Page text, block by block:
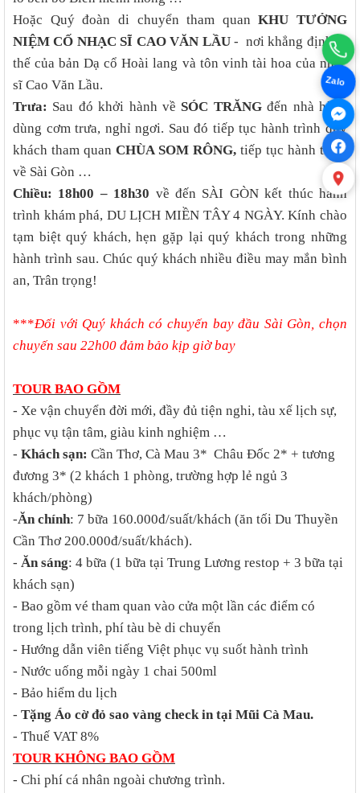
Hoặc Quý đoàn di chuyển tham quanKHU TƯỞNG
NIỆM CỐ NHẠC SĨ CAO VĂN LẦU- nơi khẳng định vị
thế của bản Dạ cổ Hoài lang và tôn vinh tài hoa của nhạc
sĩ Cao Văn Lầu.
Trưa: Sau đó khởi hành về SÓC TRĂNGđến nhà hàng
dùng cơm trưa, nghỉ ngơi. Sau đó tiếp tục hành trình quý
khách tham quan CHÙA SOM RÔNG, tiếp tục hành trình
về Sài Gòn …
Chiều: 18h00 – 18h30 về đến SÀI GÒN kết thúc hành
trình khám phá, DU LỊCH MIỀN TÂY 4 NGÀY. Kính chào
tạm biệt quý khách, hẹn gặp lại quý khách trong những
hành trình sau. Chúc quý khách nhiều điều may mắn bình
an, Trân trọng!
***Đối với Quý khách có chuyến bay đầu Sài Gòn, chọn
chuyến sau 22h00 đảm bảo kịp giờ bay
TOUR BAO GỒM
- Xe vận chuyển đời mới, đầy đủ tiện nghi, tàu xế lịch sự,
phục vụ tận tâm, giàu kinh nghiệm …
- Khách sạn: Cần Thơ, Cà Mau 3* Châu Đốc 2* + tương
đương 3* (2 khách 1 phòng, trường hợp lẻ ngủ 3
khách/phòng)
-Ăn chính: 7 bữa 160.000đ/suất/khách (ăn tối Du Thuyền
Cần Thơ 200.000đ/suất/khách).
- Ăn sáng: 4 bữa (1 bữa tại Trung Lương restop + 3 bữa tại
khách sạn)
- Bao gồm vé tham quan vào cửa một lần các điểm có
trong lịch trình, phí tàu bè di chuyển
- Hướng dẫn viên tiếng Việt phục vụ suốt hành trình
- Nước uống mỗi ngày 1 chai 500ml
- Bảo hiểm du lịch
- Tặng Áo cờ đỏ sao vàng check in tại Mũi Cà Mau.
- Thuế VAT 8%
TOUR KHÔNG BAO GỒM
- Chi phí cá nhân ngoài chương trình.
Zalo